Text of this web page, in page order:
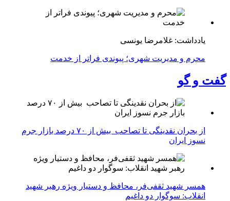
یادداشت: غلامرضا یونسی
محرم و مدیریت شهری؛ پیوندی فراتر از خدمت
گفت و گو
از بحران نقدینگی تا تصاحب بیش از ۷۰ درصد بازار جرم
نسوز ایران
همسر شهید ثقفی‌فر، محافظ و دستیار ویژه رهبر شهید
انقلاب: سوگوار دو داغیم